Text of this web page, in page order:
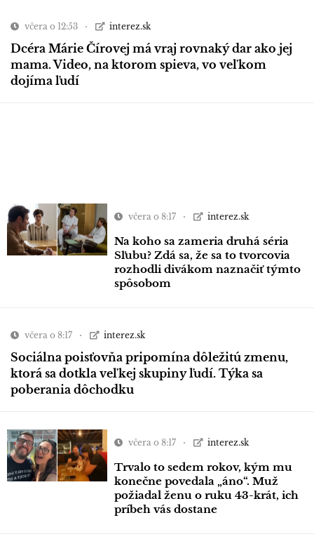
včera o 12:53 interez.sk
Dcéra Márie Čírovej má vraj rovnaký dar ako jej
mama. Video, na ktorom spieva, vo veľkom
dojíma ľudí
včera o 8:17 interez.sk
Na koho sa zameria druhá séria
Sľubu? Zdá sa, že sa to tvorcovia
rozhodli divákom naznačiť týmto
spôsobom
včera o 8:17 interez.sk
Sociálna poisťovňa pripomína dôležitú zmenu,
ktorá sa dotkla veľkej skupiny ľudí. Týka sa
poberania dôchodku
včera o 8:17 interez.sk
Trvalo to sedem rokov, kým mu
konečne povedala „áno“. Muž
požiadal ženu o ruku 43-krát, ich
príbeh vás dostane